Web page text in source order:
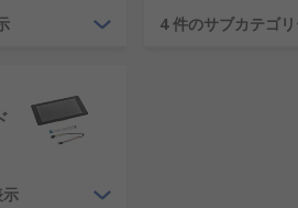
種全種、Raspberry Pi 3、
4 件のサブカテゴ